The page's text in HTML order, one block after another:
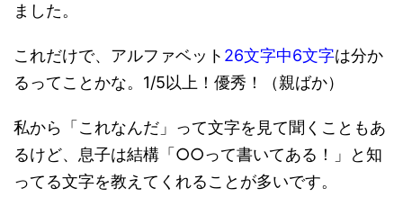
ました。
これだけで、アルファベット 26文字中6文字は分か
るってことかな。1/5以上！優秀！（親ばか）
私から「これなんだ」って文字を見て聞くこともあ
るけど、息子は結構「○○って書いてある！」と知
ってる文字を教えてくれることが多いです。